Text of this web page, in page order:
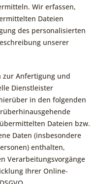
Wir erfassen,
Dateien
des personalisierten
unserer
Anfertigung und
Dienstleister
in den folgenden
Dateien bzw.
Daten (insbesondere
enthalten,
Verarbeitungsvorgänge
Ihrer Online-